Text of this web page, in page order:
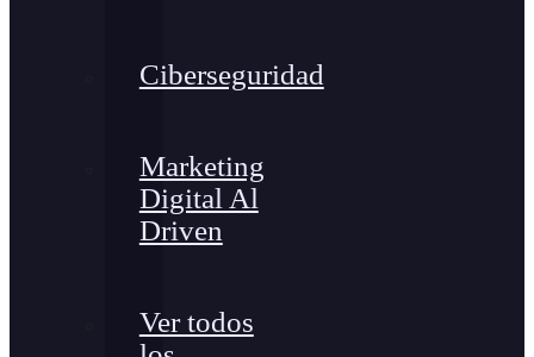
Ciberseguridad
Marketing
Digital Al
Driven
Ver todos